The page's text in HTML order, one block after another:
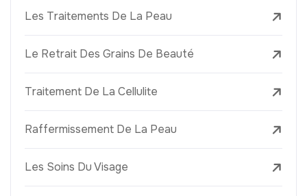
Les Traitements De La Peau
Le Retrait Des Grains De Beauté
Traitement De La Cellulite
Raffermissement De La Peau
Les Soins Du Visage